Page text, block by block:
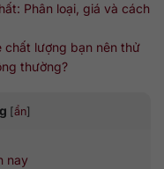
Phân loại, giá và cách
chất lượng bạn nên thử
thường?
[ẩn]
nay